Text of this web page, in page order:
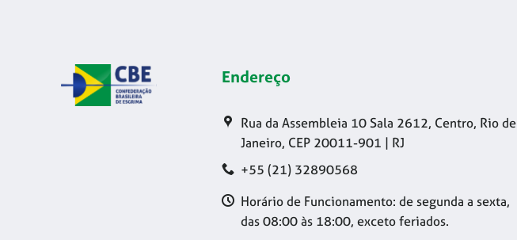
Endereço
Rua da Assembleia 10 Sala 2612, Centro, Rio de
Janeiro, CEP 20011-901 | RJ
+55 (21) 32890568
Horário de Funcionamento: de segunda a sexta,
das 08:00 às 18:00, exceto feriados.